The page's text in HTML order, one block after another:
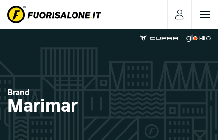
Toggle
Brand
Marimar